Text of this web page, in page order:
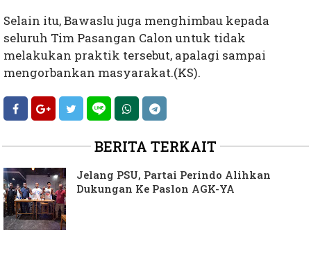
Selain itu, Bawaslu juga menghimbau kepada
seluruh Tim Pasangan Calon untuk tidak
melakukan praktik tersebut, apalagi sampai
mengorbankan masyarakat.(KS).
BERITA TERKAIT
Jelang PSU, Partai Perindo Alihkan
Dukungan Ke Paslon AGK-YA